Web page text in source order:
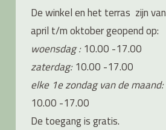
De winkel en het terras zijn van
april t/m oktober geopend op:
woensdag :10.00 -17.00
zaterdag: 10.00 -17.00
elke 1e zondag van de maand:
10.00 -17.00
De toegang is gratis.